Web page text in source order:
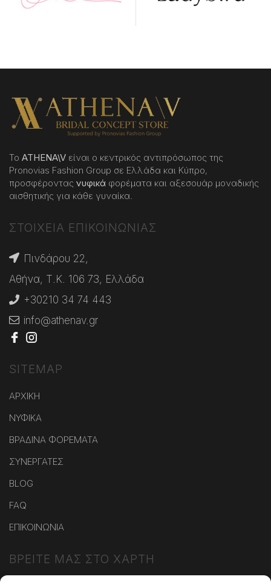
Το ATHENA\V είναι ο κεντρικός αντιπρόσωπος της
Pronovias Fashion Group σε Ελλάδα και Κύπρο,
προσφέροντας νυφικά φορέματα και αξεσουάρ μοναδικής
αισθητικής για κάθε γυναίκα.
ΣΤΟΙΧΕΙΑ ΕΠΙΚΟΙΝΩΝΙΑΣ
Πινδάρου 22,
Αθήνα, Τ.Κ. 106 73, Ελλάδα
+30210 34 74 443
info@athenav.gr
SITEMAP
ΑΡΧΙΚΗ
ΝΥΦΙΚΑ
ΒΡΑΔΙΝΑ ΦΟΡΕΜΑΤΑ
ΣΥΝΕΡΓΑΤΕΣ
BLOG
FAQ
ΕΠΙΚΟΙΝΩΝΙΑ
ΒΡΕΙΤΕ ΜΑΣ ΣΤΟ ΧΑΡΤΗ